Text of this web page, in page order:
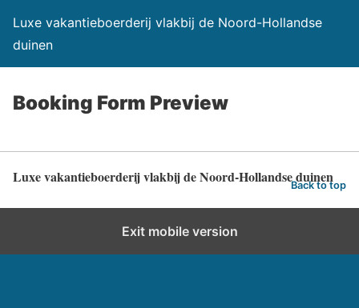
Luxe vakantieboerderij vlakbij de Noord-Hollandse
duinen
Booking Form Preview
Luxe vakantieboerderij vlakbij de Noord-Hollandse duinen
Back to top
Exit mobile version